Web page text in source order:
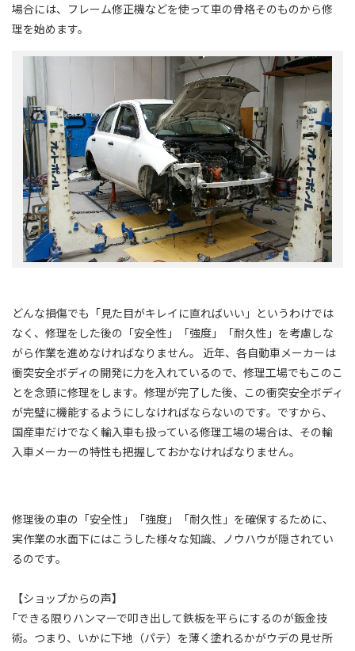
場合には、フレーム修正機などを使って車の骨格そのものから修
理を始めます。
どんな損傷でも「見た目がキレイに直ればいい」というわけでは
なく、修理をした後の「安全性」「強度」「耐久性」を考慮しな
がら作業を進めなければなりません。 近年、各自動車メーカーは
衝突安全ボディの開発に力を入れているので、修理工場でもこのこ
とを念頭に修理をします。修理が完了した後、この衝突安全ボディ
が完璧に機能するようにしなければならないのです。ですから、
国産車だけでなく輸入車も扱っている修理工場の場合は、その輸
入車メーカーの特性も把握しておかなければなりません。
修理後の車の「安全性」「強度」「耐久性」を確保するために、
実作業の水面下にはこうした様々な知識、ノウハウが隠されてい
るのです。
【ショップからの声】
｢できる限りハンマーで叩き出して鉄板を平らにするのが鈑金技
術。つまり、いかに下地（パテ）を薄く塗れるかがウデの見せ所